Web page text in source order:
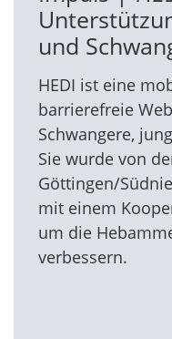
und
HEDI ist eine
barrierefreie
Schwangere,
Sie wurde von
Göttingen/
mit einem
um die
verbessern.